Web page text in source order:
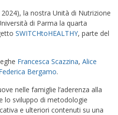
la nostra Unità di Nutrizione
di Parma la quarta
SWITCHtoHEALTHY, parte del
Francesca Scazzina, Alice
Bergamo.
nelle famiglie l’aderenza alla
lo sviluppo di metodologie
e ulteriori contenuti su una